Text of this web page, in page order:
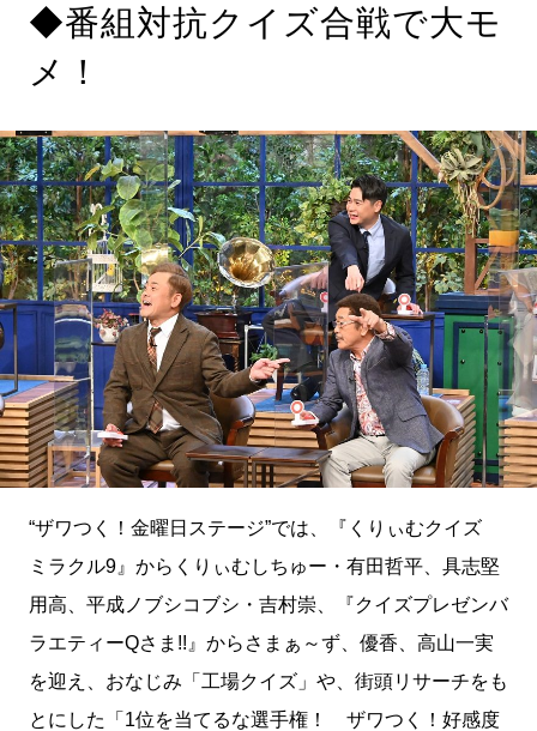
◆番組対抗クイズ合戦で大モ
メ！
“ザワつく！金曜日ステージ”では、『くりぃむクイズ
ミラクル9』からくりぃむしちゅー・有田哲平、具志堅
用高、平成ノブシコブシ・吉村崇、『クイズプレゼンバ
ラエティーQさま!!』からさまぁ～ず、優香、高山一実
を迎え、おなじみ「工場クイズ」や、街頭リサーチをも
とにした「1位を当てるな選手権！ ザワつく！好感度